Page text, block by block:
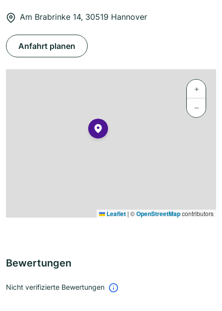
Am Brabrinke 14, 30519 Hannover
Anfahrt planen
+
−
Leaflet | ©OpenStreetMapcontributors
Bewertungen
Nicht verifizierte Bewertungen